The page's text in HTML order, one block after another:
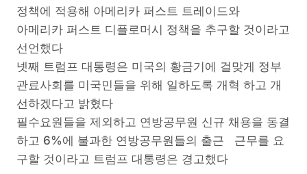
정책에 적용해 아메리카 퍼스트 트레이드와
아메리카 퍼스트 디플로머시 정책을 추구할 것이라고
선언했다
넷째 트럼프 대통령은 미국의 황금기에 걸맞게 정부
관료사회를 미국민들을 위해 일하도록 개혁 하고 개
선하겠다고 밝혔다
필수요원들을 제외하고 연방공무원 신규 채용을 동결
하고 6%에 불과한 연방공무원들의 출근 근무를 요
구할 것이라고 트럼프 대통령은 경고했다